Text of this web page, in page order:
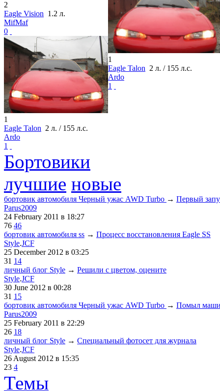
2
Eagle Vision 1.2 л.
MifMaf
0
1
Eagle Talon 2 л. / 155 л.с.
Ardo
1
1
Eagle Talon 2 л. / 155 л.с.
Ardo
1
Бортовики
лучшие новые
бортовик автомобиля Черный ужас AWD Turbo → Первый
Parus2009
24 February 2011 в 18:27
76 46
бортовик автомобиля ss → Процесс восстановления Eagle SS
Style.JCF
25 December 2012 в 03:25
31 14
личный блог Style → Решили с цветом, оцените
Style.JCF
30 June 2012 в 00:28
31 15
бортовик автомобиля Черный ужас AWD Turbo → Помыл
Parus2009
25 February 2011 в 22:29
26 18
личный блог Style → Специальный фотосет для журнала
Style.JCF
26 August 2012 в 15:35
23 4
Темы